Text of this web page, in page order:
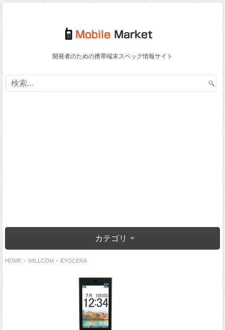
開発者のための携帯端末スペック情報サイト
カテゴリ
HOME » WILLCOM » KYOCERA